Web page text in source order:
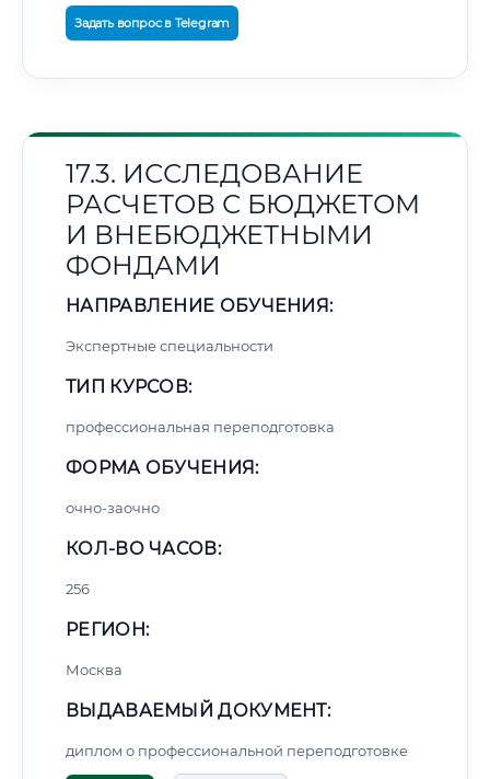
Задать вопрос в Telegram
17.3. ИССЛЕДОВАНИЕ
РАСЧЕТОВ С БЮДЖЕТОМ
И ВНЕБЮДЖЕТНЫМИ
ФОНДАМИ
НАПРАВЛЕНИЕ ОБУЧЕНИЯ:
Экспертные специальности
ТИП КУРСОВ:
профессиональная переподготовка
ФОРМА ОБУЧЕНИЯ:
очно-заочно
КОЛ-ВО ЧАСОВ:
256
РЕГИОН:
Москва
ВЫДАВАЕМЫЙ ДОКУМЕНТ:
диплом о профессиональной переподготовке